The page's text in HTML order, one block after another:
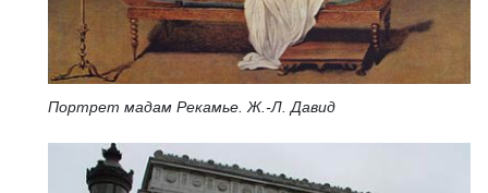
Портрет мадам Рекамье. Ж.-Л. Давид